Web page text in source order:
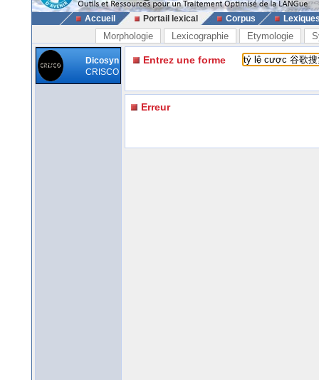
Accueil Portail lexical Corpus
Morphologie Lexicographie Etymologie
Dicosyn
CRISCO
Entrez une forme
Erreur